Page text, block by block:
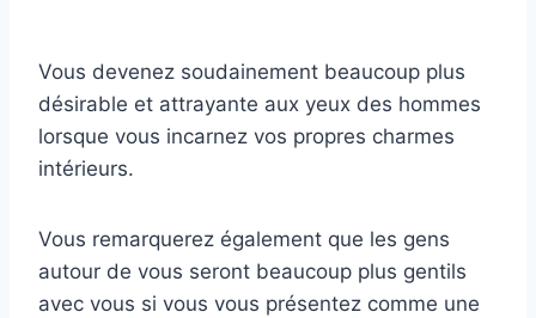
Vous devenez soudainement beaucoup plus
désirable et attrayante aux yeux des hommes
lorsque vous incarnez vos propres charmes
intérieurs.
Vous remarquerez également que les gens
autour de vous seront beaucoup plus gentils
avec vous si vous vous présentez comme une